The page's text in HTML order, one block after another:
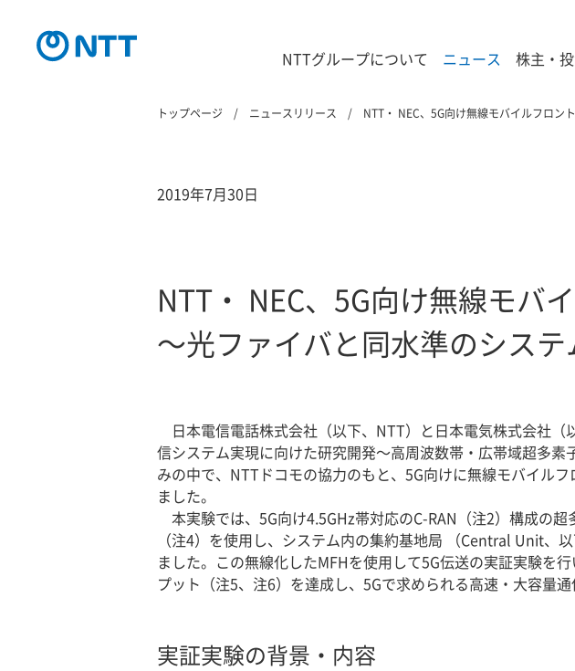
NTTグループについて ニュース 株主・
トップページ ニュースリリース NTT・ NEC、5G向け無線モバイルフロン
2019年7月30日
NTT・ NEC、5G向け無線モバ
～光ファイバと同水準のシス
日本電信電話株式会社（以下、NTT）と日本電気株式会社
信システム実現に向けた研究開発～高周波数帯・広帯域超多
みの中で、NTTドコモの協力のもと、5G向けに無線モバイル
ました。
本実験では、5G向け4.5GHz帯対応のC-RAN（注2）構成の
（注4）を使用し、システム内の集約基地局 （Central Unit
ました。この無線化したMFHを使用して5G伝送の実証実験を
プット（注5、注6）を達成し、5Gで求められる高速・大容量
実証実験の背景・内容